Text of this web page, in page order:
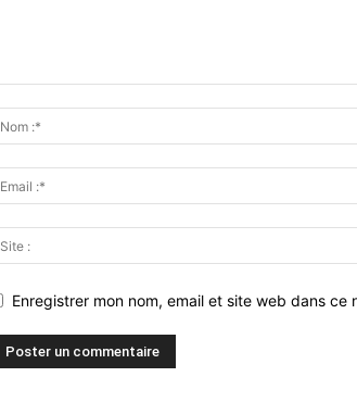
Enregistrer mon nom, email et site web dans